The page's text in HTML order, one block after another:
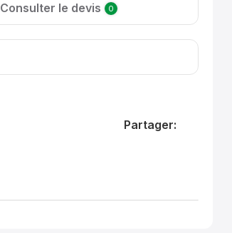
Consulter le devis 0
Partager: